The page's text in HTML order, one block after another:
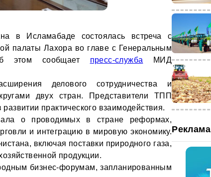
в Исламабаде состоялась встреча с
палаты Лахора во главе с Генеральным
этом сообщает пресс-служба МИД
делового сотрудничества и
двух стран. Представители ТПП
практического взаимодействия.
о проводимых в стране реформах,
и интеграцию в мировую экономику.
включая поставки природного газа,
продукции.
бизнес-форумам, запланированным
Реклама